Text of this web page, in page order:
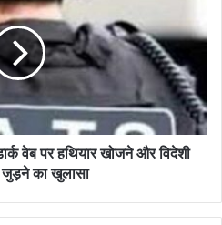
वेब पर हथियार खोजने और विदेशी
का खुलासा